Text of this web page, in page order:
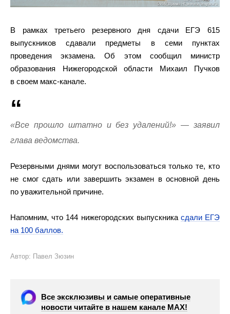
В рамках третьего резервного дня сдачи ЕГЭ 615
выпускников сдавали предметы в семи пунктах
проведения экзамена. Об этом сообщил министр
образования Нижегородской области Михаил Пучков
в своем макс-канале.
«Все прошло штатно и без удалений!» — заявил
глава ведомства.
Резервными днями могут воспользоваться только те, кто
не смог сдать или завершить экзамен в основной день
по уважительной причине.
Напомним, что 144 нижегородских выпускника сдали ЕГЭ
на 100 баллов.
Автор: Павел Зюзин
Все эксклюзивы и самые оперативные
новости читайте в нашем канале МАХ!